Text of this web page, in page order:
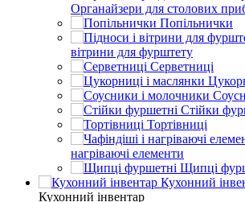
Органайзери для столових
Попільнички
вітрини для фурштету
Серветниці
Стійки
Тортівниці
нагріваючі елементи
Щипці
Кухонний
Кухонний інвентар